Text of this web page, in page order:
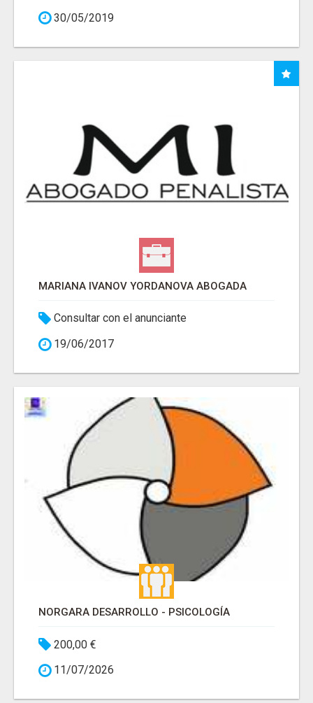
30/05/2019
MARIANA IVANOV YORDANOVA ABOGADA
Consultar con el anunciante
19/06/2017
NORGARA DESARROLLO - PSICOLOGÍA
200,00 €
11/07/2026